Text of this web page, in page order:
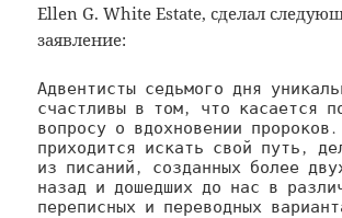
Ellen G. White Estate, сделал
заявление:
Адвентисты седьмого дня
счастливы в том, что касается
вопросу о вдохновении
приходится искать свой путь,
из писаний, созданных более
назад и дошедших до нас в
переписных и переводных